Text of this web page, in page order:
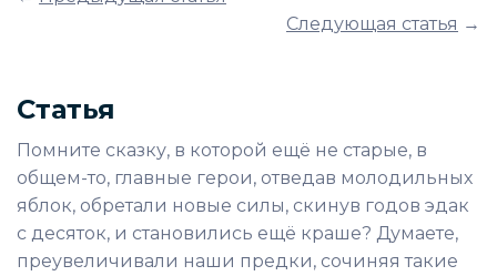
Следующая статья →
Статья
Помните сказку, в которой ещё не старые, в
общем-то, главные герои, отведав молодильных
яблок, обретали новые силы, скинув годов эдак
с десяток, и становились ещё краше? Думаете,
преувеличивали наши предки, сочиняя такие